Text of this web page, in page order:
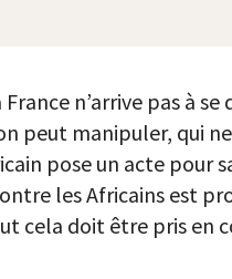
n’arrive pas à se
peut manipuler, qui
pose un acte pour
les Africains est
cela doit être pris en